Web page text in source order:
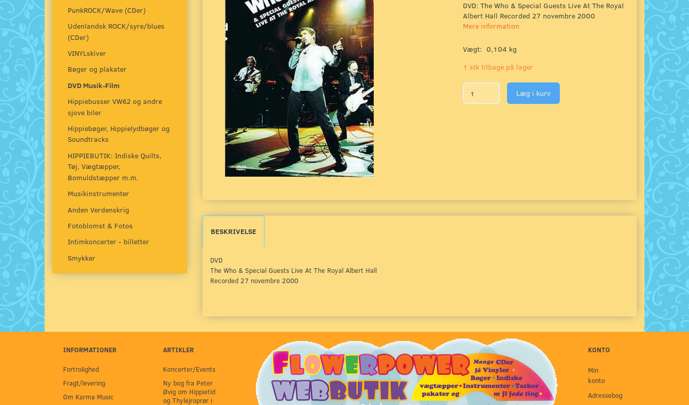
PunkROCK/Wave (CDer)
Udenlandsk ROCK/syre/blues
(CDer)
VINYLskiver
Bøger og plakater
DVD Musik-Film
Hippiebusser VW62 og andre
sjove biler
Hippiebøger, Hippielydbøger og
Soundtracks
HIPPIEBUTIK: Indiske Quilts,
Tøj, Vægtæpper,
Bomuldstæpper m.m.
Musikinstrumenter
Anden Verdenskrig
Fotoblomst & Fotos
Intimkoncerter - billetter
Smykker
DVD: The Who & Special Guests Live At The Royal
Albert Hall Recorded 27 novembre 2000
Mere information
Vægt: 0,104 kg
1 stk tilbage på lager
Læg i kurv
BESKRIVELSE
DVD
The Who & Special Guests Live At The Royal Albert Hall
Recorded 27 novembre 2000
INFORMATIONER
Fortrolighed
Fragt/levering
Om Karma Music
ARTIKLER
Koncerter/Events
Ny bog fra Peter
Øvig om Hippietid
og Thylejroprør i
KONTO
Min
konto
Adressebog